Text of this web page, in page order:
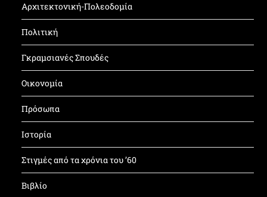
Αρχιτεκτονική-Πολεοδομία
Πολιτική
Γκραμσιανές Σπουδές
Οικονομία
Πρόσωπα
Ιστορία
Στιγμές από τα χρόνια του ’60
Βιβλίο